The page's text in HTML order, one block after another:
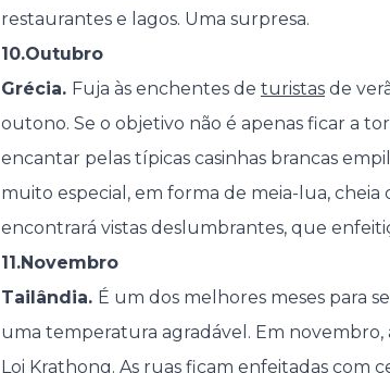
restaurantes e lagos. Uma surpresa.
10.Outubro
Grécia. Fuja às enchentes de turistas de
outono. Se o objetivo não é apenas ficar a
encantar pelas típicas casinhas brancas
muito especial, em forma de meia-lua,
encontrará vistas deslumbrantes, que
11.Novembro
Tailândia. É um dos melhores meses para
uma temperatura agradável. Em novembro,
Loi Krathong. As ruas ficam enfeitadas com